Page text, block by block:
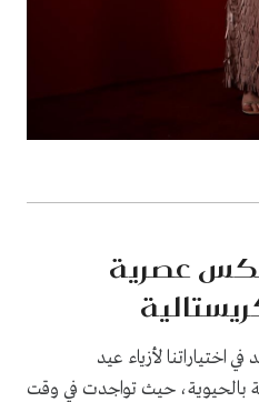
عصرية
اختياراتنا لأزياء عيد
بالحيوية، حيث تواجدت في وقت